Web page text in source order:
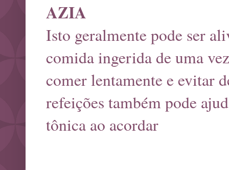
AZIA
Isto geralmente pode ser
comida ingerida de uma
comer lentamente e evitar
refeições também pode
tônica ao acordar